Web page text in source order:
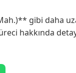
gibi daha
hakkında